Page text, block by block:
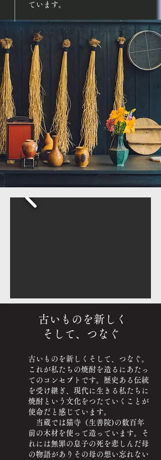
ています。
古いものを新しく
そして、つなぐ
古いものを新しくそして、つなぐ。
これが私たちの焼酎を造るにあたっ
てのコンセプトです。歴史ある伝統
を受け継ぎ、現代に生きる私たちに
焼酎という文化をつたていくことが
使命だと感じています。
当蔵では猫寺（生善院)の数百年
前の木材を使って造っています。そ
れには無罪の息子の死を悲しんだ母
の物語がありその母の想い忘れない